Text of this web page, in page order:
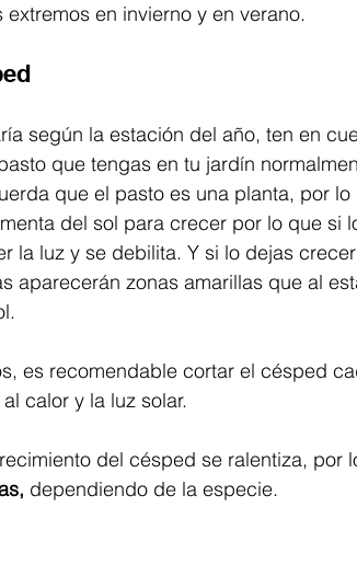
en invierno y en verano.
según la estación del año, ten en
que tengas en tu jardín
que el pasto es una planta, por
del sol para crecer por lo que si
la luz y se debilita. Y si lo dejas
aparecerán zonas amarillas que al
es recomendable cortar el césped
calor y la luz solar.
del césped se ralentiza, por
dependiendo de la especie.